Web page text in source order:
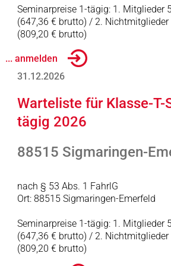
Seminarpreise 1-tägig: 1. Mitglieder
(647,36 € brutto) / 2.
(809,20 € brutto)
... anmelden
31.12.2026
Warteliste für Klasse-T-
tägig 2026
88515 Sigmaringen-
nach § 53 Abs. 1 FahrlG
Ort: 88515 Sigmaringen-Emerfeld
Seminarpreise 1-tägig: 1. Mitglieder
(647,36 € brutto) / 2.
(809,20 € brutto)